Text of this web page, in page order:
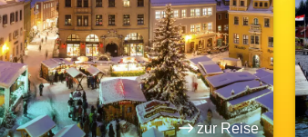
zur Reise